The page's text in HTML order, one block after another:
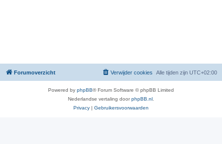
Forumoverzicht Alle tijden zijn UTC+02:00
Verwijder cookies
Powered by phpBB® Forum Software © phpBB Limited
Nederlandse vertaling doorphpBB.nl
Privacy | Gebruikersvoorwaarden